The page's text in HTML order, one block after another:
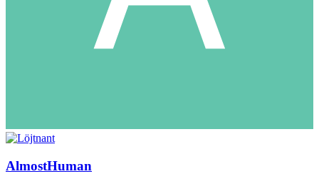
AlmostHuman